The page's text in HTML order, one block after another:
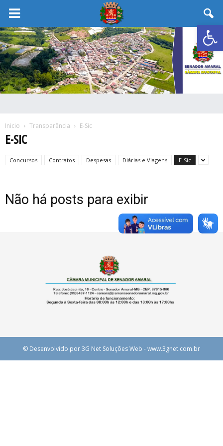
Abrir
Inicio Transparência E-Sic
E-SIC
Concursos Contratos Despesas Diárias e Viagens E-Sic
Não há posts para exibir
© Desenvolvido por 3G Net Soluções Web - www.3gnet.com.br